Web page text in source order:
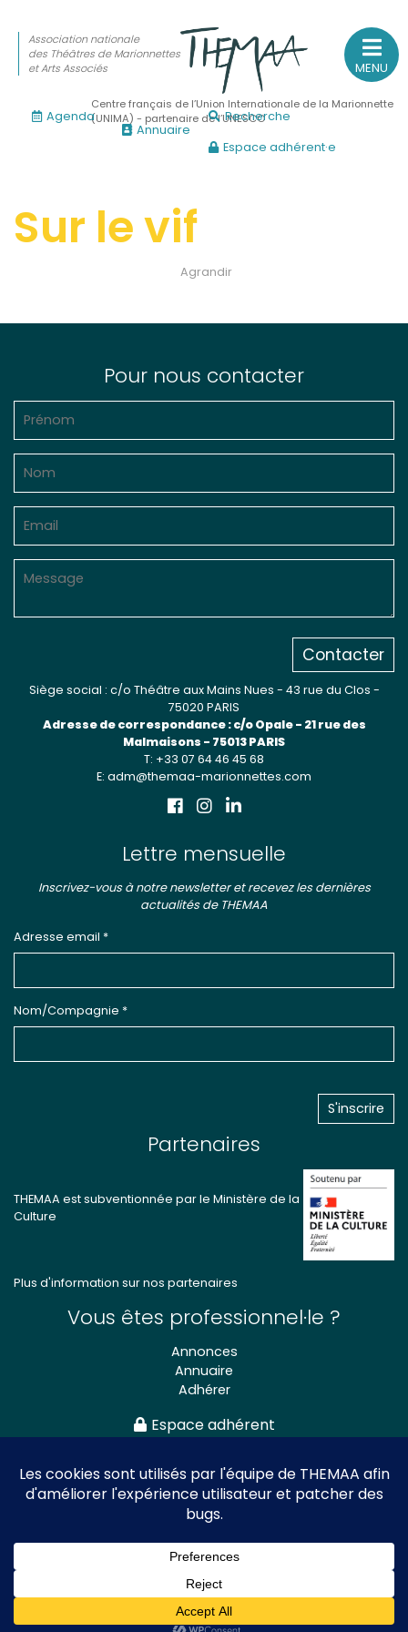
(Actualités, annonces, vie professionnelle)
Sur le vif
Sur le fond
(Fonctionnement, gouvernance, groupes de travail,
Sur le terrain
(Portraits, actions, collaborations)
Sur l’étagère
MENU
Association nationale
des Théâtres de Marionnettes
et Arts Associés
Centre français de l’Union Internationale de la Marionnette
(UNIMA) - partenaire de l’UNESCO
Agenda
Annuaire
Recherche
Espace adhérent·e
Sur le vif
Agrandir
Pour nous contacter
Contacter
Siège social : c/o Théâtre aux Mains Nues - 43 rue du Clos -
75020 PARIS
Adresse de correspondance : c/o Opale - 21 rue des
Malmaisons - 75013 PARIS
T: +33 07 64 46 45 68
E: adm@themaa-marionnettes.com
Lettre mensuelle
Inscrivez-vous à notre newsletter et recevez les dernières
actualités de THEMAA
Adresse email *
Nom/Compagnie *
Partenaires
THEMAA est subventionnée par le Ministère de la
Culture
Plus d'information sur nos partenaires
Vous êtes professionnel·le ?
Annonces
Annuaire
Adhérer
Espace adhérent
Association nationale
des Théâtres de Marionnettes
et Arts Associés